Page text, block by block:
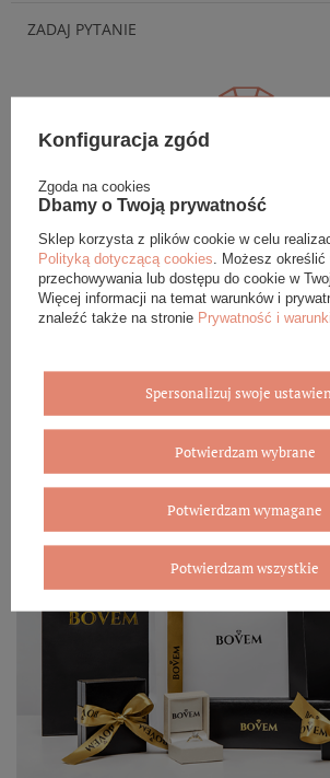
ZADAJ PYTANIE
Biżuterię i zegarki zakupione w sklepie
BOVEM otrzymasz jako gotowy do
każdego zamówienia dołączamy
ekologicznej oraz elegancką torebkę.
mogą się różnić ze względu na
Konfiguracja zgód
Zgoda na cookies
Dbamy o Twoją prywatność
Sklep korzysta z plików cookie w celu
Polityką dotyczącą cookies . Możesz określić
przechowywania lub dostępu do cookie w
Więcej informacji na temat warunków i
znaleźć także na stronie Prywatność i
Spersonalizuj swoje
Potwierdzam wybrane
Potwierdzam wymagane
Potwierdzam wszystkie